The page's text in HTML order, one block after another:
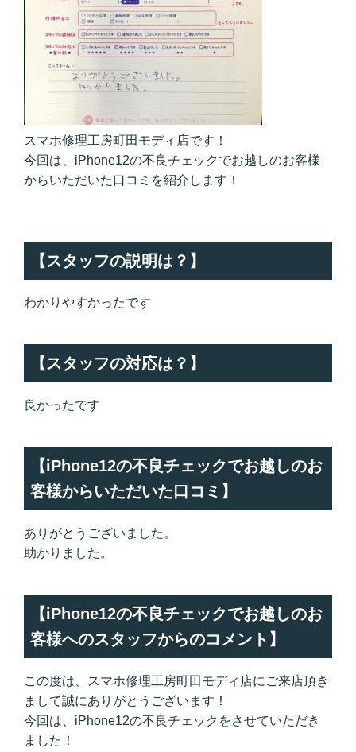
スマホ修理工房町田モディ店です！
今回は、iPhone12の不良チェックでお越しのお客様
からいただいた口コミを紹介します！
【スタッフの説明は？】
わかりやすかったです
【スタッフの対応は？】
良かったです
【iPhone12の不良チェックでお越しのお
客様からいただいた口コミ】
ありがとうございました。
助かりました。
【iPhone12の不良チェックでお越しのお
客様へのスタッフからのコメント】
この度は、スマホ修理工房町田モディ店にご来店頂き
まして誠にありがとうございます！
今回は、iPhone12の不良チェックをさせていただき
ました！